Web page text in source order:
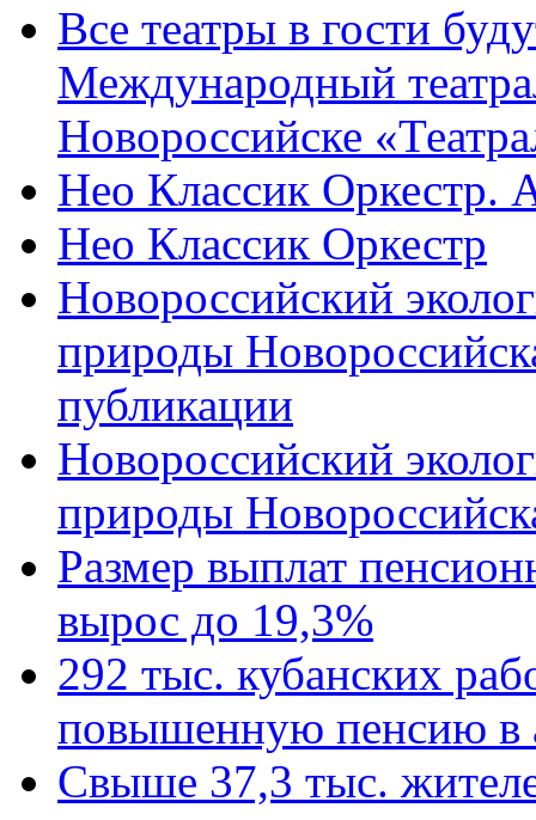
Все театры в гости
Международный
Новороссийске
Нео Классик Оркестр.
Нео Классик Оркестр
Новороссийский
природы
публикации
Новороссийский
природы
Размер выплат
вырос до 19,3%
292 тыс. кубанских
повышенную пенсию в
Свыше 37,3 тыс.